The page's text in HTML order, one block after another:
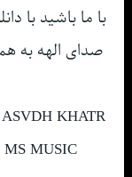
با ما باشید با
صدای الهه به
KHATR
MUSIC